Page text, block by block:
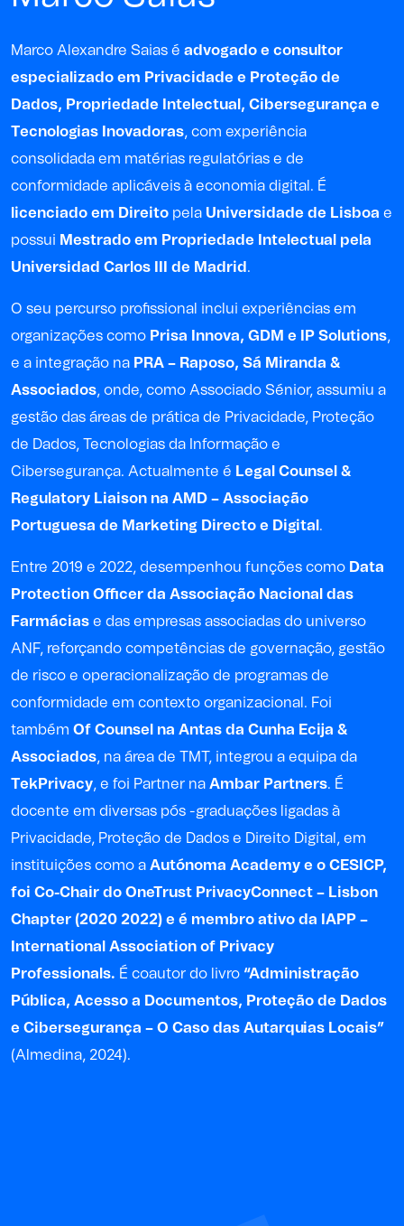
Marco Alexandre Saias é advogado e consultor
especializado em Privacidade e Proteção de
Dados, Propriedade Intelectual, Cibersegurança e
Tecnologias Inovadoras, com experiência
consolidada em matérias regulatórias e de
conformidade aplicáveis à economia digital. É
licenciado em Direito pela Universidade de Lisboa e
possui Mestrado em Propriedade Intelectual pela
Universidad Carlos III de Madrid .
O seu percurso profissional inclui experiências em
organizações como Prisa Innova, GDM e IP Solutions,
e a integração na PRA – Raposo, Sá Miranda &
Associados, onde, como Associado Sénior, assumiu a
gestão das áreas de prática de Privacidade, Proteção
de Dados, Tecnologias da Informação e
Cibersegurança. Actualmente é Legal Counsel &
Regulatory Liaison na AMD – Associação
Portuguesa de Marketing Directo e Digital .
Entre 2019 e 2022, desempenhou funções como Data
Protection Officer da Associação Nacional das
Farmácias e das empresas associadas do universo
ANF, reforçando competências de governação, gestão
de risco e operacionalização de programas de
conformidade em contexto organizacional. Foi
também Of Counsel na Antas da Cunha Ecija &
Associados, na área de TMT, integrou a equipa da
TekPrivacy, e foi Partner na Ambar Partners. É
docente em diversas pós -graduações ligadas à
Privacidade, Proteção de Dados e Direito Digital, em
instituições como a Autónoma Academy e o CESICP,
foi Co-Chair do OneTrust PrivacyConnect – Lisbon
Chapter (2020 2022) e é membro ativo da IAPP –
International Association of Privacy
Professionals. É coautor do livro “Administração
Pública, Acesso a Documentos, Proteção de Dados
e Cibersegurança – O Caso das Autarquias Locais”
(Almedina, 2024).